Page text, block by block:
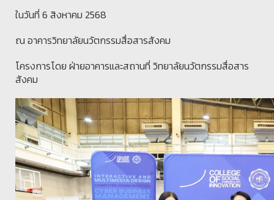
ในวันที่ 6 สิงหาคม 2568
ณ อาคารวิทยาลัยนวัตกรรมสื่อสารสังคม
โครงการโดย ฝ่ายอาคารและสถานที่ วิทยาลัยนวัตกรรมสื่อสาร
สังคม